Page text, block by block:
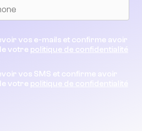
vos e-mails et confirme avoir
votre politique de confidentialité
vos SMS et confirme avoir
votre politique de confidentialité